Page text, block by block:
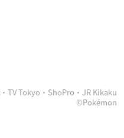
TV Tokyo・ShoPro・JR Kikaku
©Pokémon